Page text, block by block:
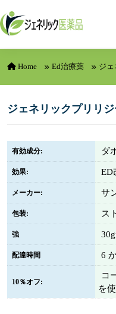
Skip to content
Home Ed治療薬 ジ
ジェネリックプリリ
有効成分: ダ
効果: ED
メーカー: サ
包装: ス
強
配達時間 6
10％オフ:
コ
を